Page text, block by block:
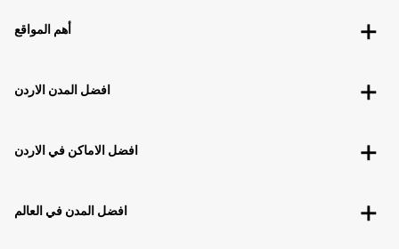
أهم المواقع
افضل المدن الاردن
افضل الاماكن في الاردن
افضل المدن في العالم